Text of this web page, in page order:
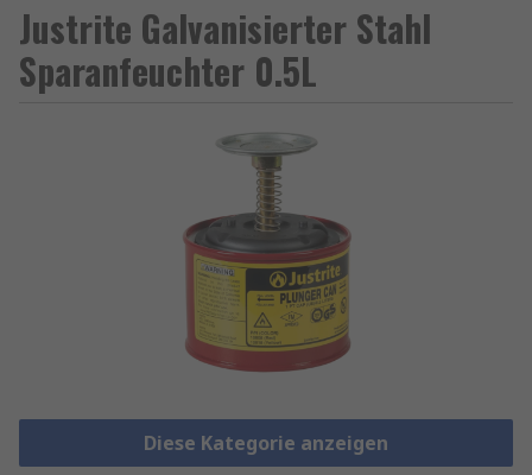
Justrite Galvanisierter Stahl
Sparanfeuchter 0.5L
Diese Kategorie anzeigen